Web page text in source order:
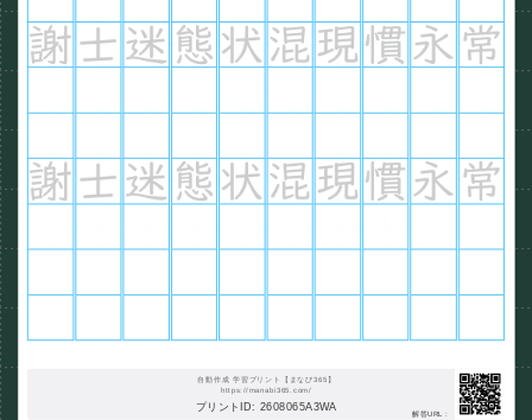
自動作成 学習プリント【まなび365】
https://manabi365.com/
プリントID: 2608065A3WA
解答URL :